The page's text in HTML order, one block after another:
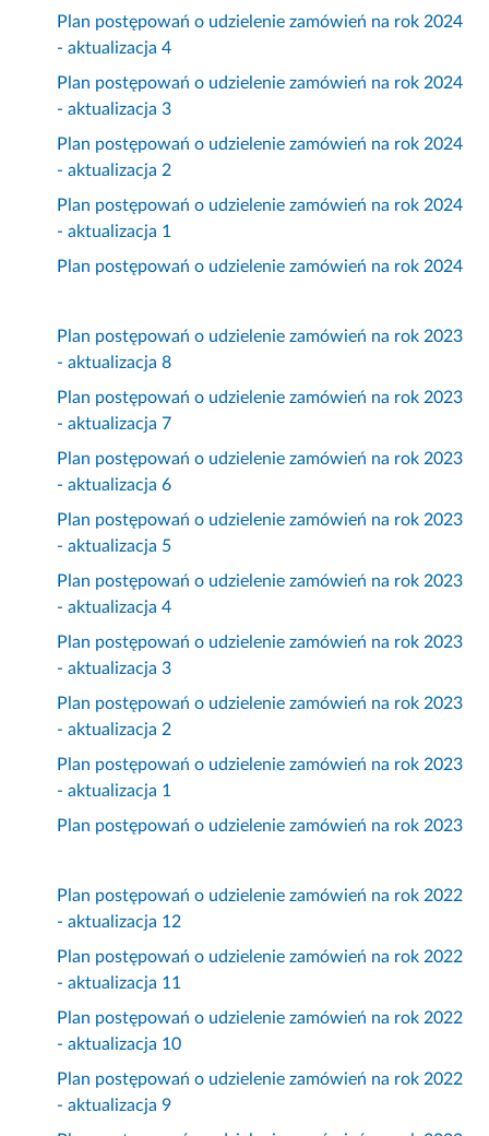
Plan postępowań o udzielenie zamówień na rok 2024
- aktualizacja 4
Plan postępowań o udzielenie zamówień na rok 2024
- aktualizacja 3
Plan postępowań o udzielenie zamówień na rok 2024
- aktualizacja 2
Plan postępowań o udzielenie zamówień na rok 2024
- aktualizacja 1
Plan postępowań o udzielenie zamówień na rok 2024
Plan postępowań o udzielenie zamówień na rok 2023
- aktualizacja 8
Plan postępowań o udzielenie zamówień na rok 2023
- aktualizacja 7
Plan postępowań o udzielenie zamówień na rok 2023
- aktualizacja 6
Plan postępowań o udzielenie zamówień na rok 2023
- aktualizacja 5
Plan postępowań o udzielenie zamówień na rok 2023
- aktualizacja 4
Plan postępowań o udzielenie zamówień na rok 2023
- aktualizacja 3
Plan postępowań o udzielenie zamówień na rok 2023
- aktualizacja 2
Plan postępowań o udzielenie zamówień na rok 2023
- aktualizacja 1
Plan postępowań o udzielenie zamówień na rok 2023
Plan postępowań o udzielenie zamówień na rok 2022
- aktualizacja 12
Plan postępowań o udzielenie zamówień na rok 2022
- aktualizacja 11
Plan postępowań o udzielenie zamówień na rok 2022
- aktualizacja 10
Plan postępowań o udzielenie zamówień na rok 2022
- aktualizacja 9